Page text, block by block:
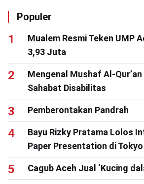
Populer
Mualem Resmi Teken UMP
3,93 Juta
Mengenal Mushaf Al-
Sahabat Disabilitas
Pemberontakan Pandrah
Bayu Rizky Pratama Lolos
Paper Presentation di Tokyo
Cagub Aceh Jual ‘Kucing